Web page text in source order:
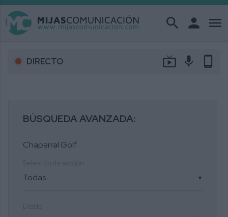
search person menu
DIRECTO live_tv mic phone_android
BÚSQUEDA AVANZADA:
▼